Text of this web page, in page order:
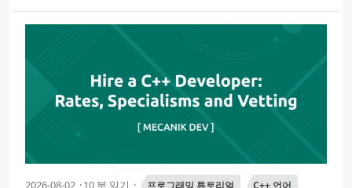
2026-08-02 10 분 읽기 프로그래밍 튜토리얼 C++ 언어